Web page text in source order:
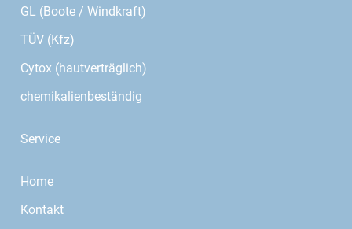
GL (Boote / Windkraft)
TÜV (Kfz)
Cytox (hautverträglich)
chemikalienbeständig
Service
Home
Kontakt